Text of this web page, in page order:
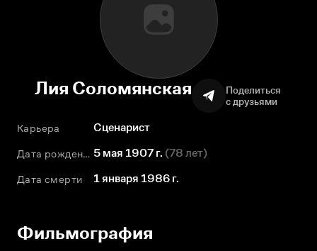
Лия Соломянская
Поделиться
с друзьями
Карьера Сценарист
Дата рождения 5 мая 1907 г. (78 лет)
Дата смерти 1 января 1986 г.
Фильмография